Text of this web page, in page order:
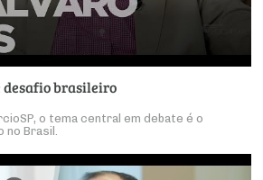
desafio brasileiro
o tema central em debate é o
Brasil.